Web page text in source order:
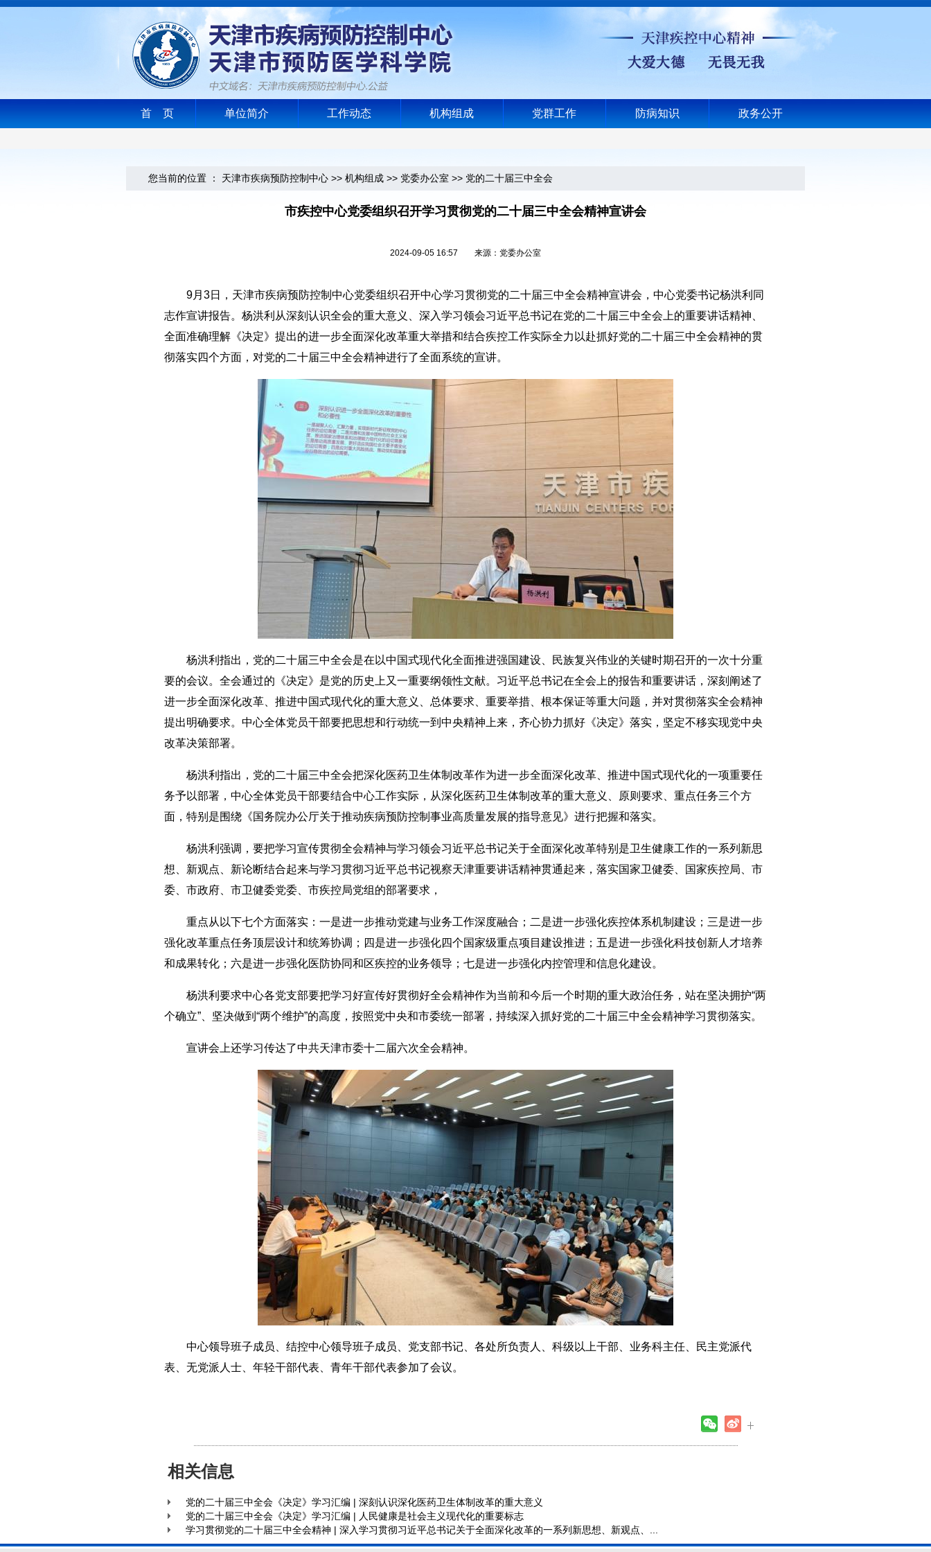
首 页 单位简介 工作动态 机构组成 党群工作 防病知识 政务公开
您当前的位置 ： 天津市疾病预防控制中心 >> 机构组成 >> 党委办公室 >> 党的二十届三中全会
市疾控中心党委组织召开学习贯彻党的二十届三中全会精神宣讲会
2024-09-05 16:57 来源：党委办公室
9月3日，天津市疾病预防控制中心党委组织召开中心学习贯彻党的二十届三中全会精神宣讲会，中心党委书记杨洪利同
志作宣讲报告。杨洪利从深刻认识全会的重大意义、深入学习领会习近平总书记在党的二十届三中全会上的重要讲话精神、
全面准确理解《决定》提出的进一步全面深化改革重大举措和结合疾控工作实际全力以赴抓好党的二十届三中全会精神的贯
彻落实四个方面，对党的二十届三中全会精神进行了全面系统的宣讲。
杨洪利指出，党的二十届三中全会是在以中国式现代化全面推进强国建设、民族复兴伟业的关键时期召开的一次十分重
要的会议。全会通过的《决定》是党的历史上又一重要纲领性文献。习近平总书记在全会上的报告和重要讲话，深刻阐述了
进一步全面深化改革、推进中国式现代化的重大意义、总体要求、重要举措、根本保证等重大问题，并对贯彻落实全会精神
提出明确要求。中心全体党员干部要把思想和行动统一到中央精神上来，齐心协力抓好《决定》落实，坚定不移实现党中央
改革决策部署。
杨洪利指出，党的二十届三中全会把深化医药卫生体制改革作为进一步全面深化改革、推进中国式现代化的一项重要任
务予以部署，中心全体党员干部要结合中心工作实际，从深化医药卫生体制改革的重大意义、原则要求、重点任务三个方
面，特别是围绕《国务院办公厅关于推动疾病预防控制事业高质量发展的指导意见》进行把握和落实。
杨洪利强调，要把学习宣传贯彻全会精神与学习领会习近平总书记关于全面深化改革特别是卫生健康工作的一系列新思
想、新观点、新论断结合起来与学习贯彻习近平总书记视察天津重要讲话精神贯通起来，落实国家卫健委、国家疾控局、市
委、市政府、市卫健委党委、市疾控局党组的部署要求，
重点从以下七个方面落实：一是进一步推动党建与业务工作深度融合；二是进一步强化疾控体系机制建设；三是进一步
强化改革重点任务顶层设计和统筹协调；四是进一步强化四个国家级重点项目建设推进；五是进一步强化科技创新人才培养
和成果转化；六是进一步强化医防协同和区疾控的业务领导；七是进一步强化内控管理和信息化建设。
杨洪利要求中心各党支部要把学习好宣传好贯彻好全会精神作为当前和今后一个时期的重大政治任务，站在坚决拥护“两
个确立”、坚决做到“两个维护”的高度，按照党中央和市委统一部署，持续深入抓好党的二十届三中全会精神学习贯彻落实。
宣讲会上还学习传达了中共天津市委十二届六次全会精神。
中心领导班子成员、结控中心领导班子成员、党支部书记、各处所负责人、科级以上干部、业务科主任、民主党派代
表、无党派人士、年轻干部代表、青年干部代表参加了会议。
相关信息
党的二十届三中全会《决定》学习汇编 | 深刻认识深化医药卫生体制改革的重大意义
党的二十届三中全会《决定》学习汇编 | 人民健康是社会主义现代化的重要标志
学习贯彻党的二十届三中全会精神 | 深入学习贯彻习近平总书记关于全面深化改革的一系列新思想、新观点、...